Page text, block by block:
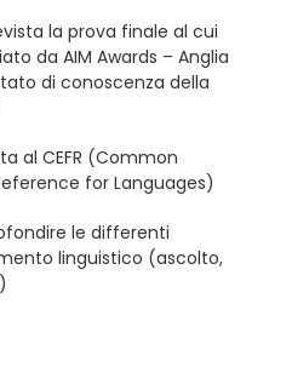
la prova finale al cui
da AIM Awards – Anglia
di conoscenza della
al CEFR (Common
for Languages)
le differenti
linguistico (ascolto,